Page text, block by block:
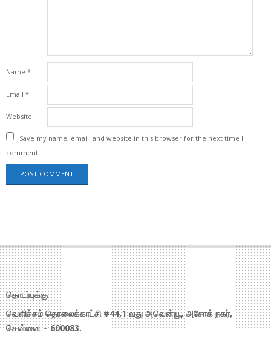
Name *
Email *
Website
Save my name, email, and website in this browser for the next time I
comment.
தொடர்புக்கு
வெளிச்சம் தொலைக்காட்சி #44,1 வது அவென்யூ, அசோக் நகர்,
சென்னை – 600083.